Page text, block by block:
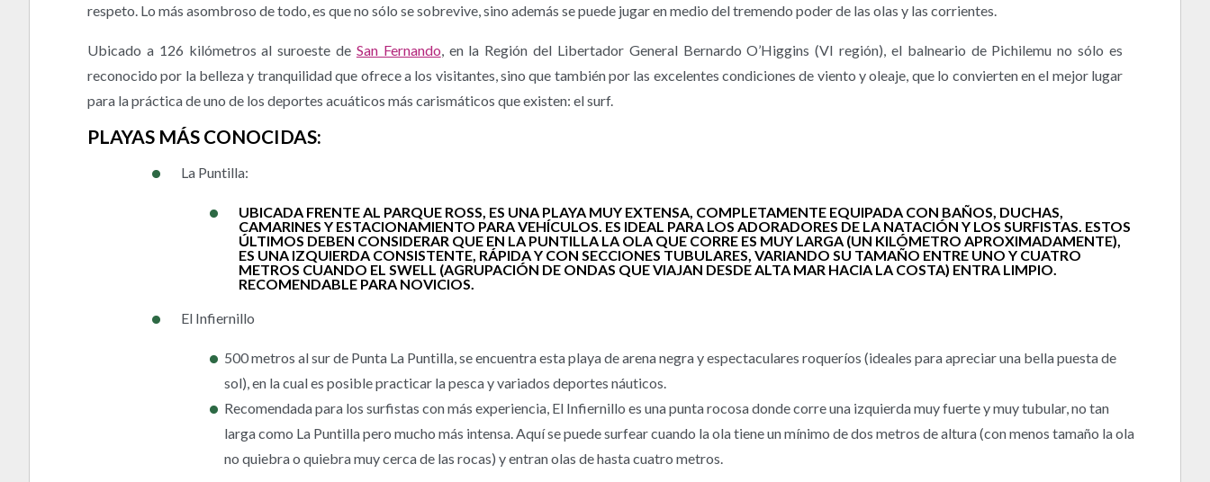
respeto. Lo más asombroso de todo, es que no sólo se sobrevive, sino además se puede jugar en medio del tremendo poder de las olas y las corrientes.
Ubicado a 126 kilómetros al suroeste de San Fernando , en la Región del Libertador General Bernardo O’Higgins (VI región), el balneario de Pichilemu no sólo es
reconocido por la belleza y tranquilidad que ofrece a los visitantes, sino que también por las excelentes condiciones de viento y oleaje, que lo convierten en el mejor lugar
para la práctica de uno de los deportes acuáticos más carismáticos que existen: el surf.
PLAYAS MÁS CONOCIDAS:
La Puntilla:
UBICADA FRENTE AL PARQUE ROSS, ES UNA PLAYA MUY EXTENSA, COMPLETAMENTE EQUIPADA CON BAÑOS, DUCHAS,
CAMARINES Y ESTACIONAMIENTO PARA VEHÍCULOS. ES IDEAL PARA LOS ADORADORES DE LA NATACIÓN Y LOS SURFISTAS. ESTOS
ÚLTIMOS DEBEN CONSIDERAR QUE EN LA PUNTILLA LA OLA QUE CORRE ES MUY LARGA (UN KILÓMETRO APROXIMADAMENTE),
ES UNA IZQUIERDA CONSISTENTE, RÁPIDA Y CON SECCIONES TUBULARES, VARIANDO SU TAMAÑO ENTRE UNO Y CUATRO
METROS CUANDO EL SWELL (AGRUPACIÓN DE ONDAS QUE VIAJAN DESDE ALTA MAR HACIA LA COSTA) ENTRA LIMPIO.
RECOMENDABLE PARA NOVICIOS.
El Infiernillo
500 metros al sur de Punta La Puntilla, se encuentra esta playa de arena negra y espectaculares roqueríos (ideales para apreciar una bella puesta de
sol), en la cual es posible practicar la pesca y variados deportes náuticos.
Recomendada para los surfistas con más experiencia, El Infiernillo es una punta rocosa donde corre una izquierda muy fuerte y muy tubular, no tan
larga como La Puntilla pero mucho más intensa. Aquí se puede surfear cuando la ola tiene un mínimo de dos metros de altura (con menos tamaño la ola
no quiebra o quiebra muy cerca de las rocas) y entran olas de hasta cuatro metros.